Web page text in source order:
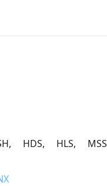
HDS, HLS, MSS